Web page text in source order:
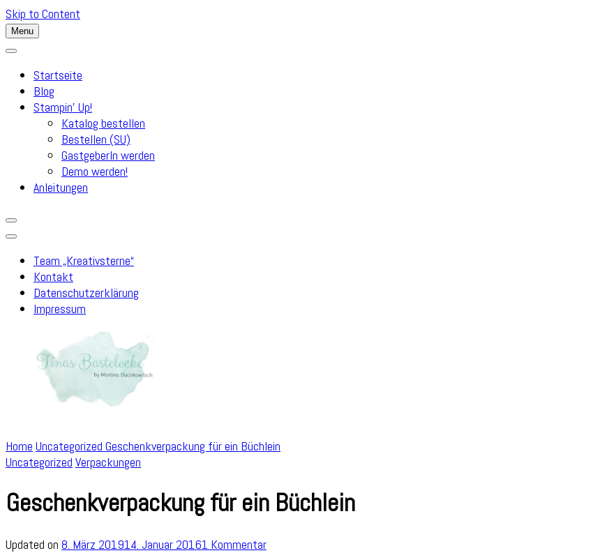
Skip to Content
Menu
Startseite
Blog
Stampin’ Up!
Katalog bestellen
Bestellen (SU)
GastgeberIn werden
Demo werden!
Anleitungen
Team „Kreativsterne“
Kontakt
Datenschutzerklärung
Impressum
Home Uncategorized Geschenkverpackung für ein Büchlein
Uncategorized Verpackungen
Geschenkverpackung für ein Büchlein
Updated on 8. März 201914. Januar 20161 Kommentarzu